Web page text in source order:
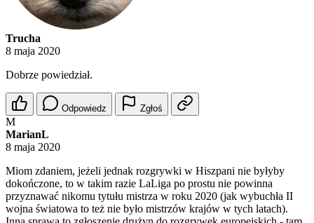
Trucha
8 maja 2020
Dobrze powiedział.
Odpowiedz Zgłoś
M
MarianL
8 maja 2020
Miom zdaniem, jeżeli jednak rozgrywki w Hiszpani nie byłyby
dokończone, to w takim razie LaLiga po prostu nie powinna
przyznawać nikomu tytułu mistrza w roku 2020 (jak wybuchła II
wojna światowa to też nie było mistrzów krajów w tych latach).